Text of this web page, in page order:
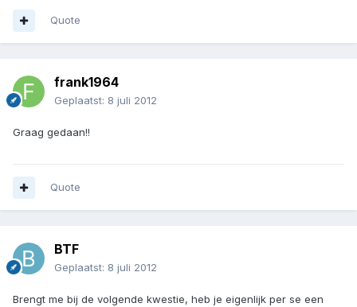
Quote
frank1964
Geplaatst: 8 juli 2012
Graag gedaan!!
Quote
BTF
Geplaatst: 8 juli 2012
Brengt me bij de volgende kwestie, heb je eigenlijk per se een